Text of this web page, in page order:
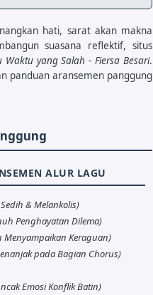
hati, sarat akan makna
suasana reflektif, situs
yang Salah - Fiersa Besari.
panduan aransemen panggung
ALUR LAGU
& Melankolis)
Penghayatan Dilema)
Menyampaikan Keraguan)
pada Bagian Chorus)
Emosi Konflik Batin)